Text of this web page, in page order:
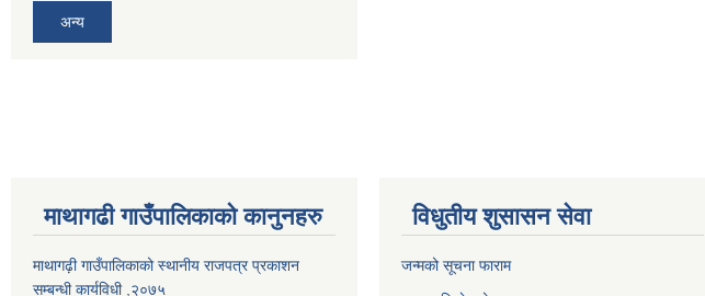
अन्य
माथागढी गाउँपालिकाको कानुनहरु
माथागढ़ी गाउँपालिकाको स्थानीय राजपत्र प्रकाशन
सम्बन्धी कार्यविधी ,२०७५
विधुतीय शुसासन सेवा
जन्मको सूचना फाराम